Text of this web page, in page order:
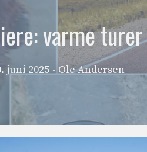
varme
juni 2025 - Ole Andersen